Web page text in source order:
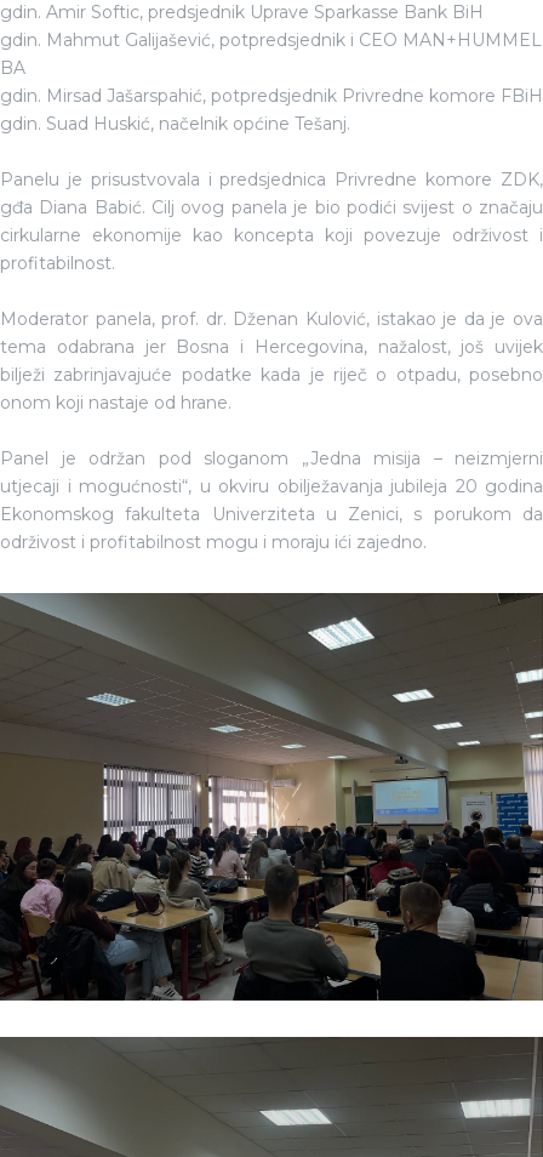
gdin. Amir Softic, predsjednik Uprave Sparkasse Bank BiH
gdin. Mahmut Galijašević, potpredsjednik i CEO MAN+HUMMEL
BA
gdin. Mirsad Jašarspahić, potpredsjednik Privredne komore FBiH
gdin. Suad Huskić, načelnik općine Tešanj.
Panelu je prisustvovala i predsjednica Privredne komore ZDK,
gđa Diana Babić. Cilj ovog panela je bio podići svijest o značaju
cirkularne ekonomije kao koncepta koji povezuje održivost i
profitabilnost.
Moderator panela, prof. dr. Dženan Kulović, istakao je da je ova
tema odabrana jer Bosna i Hercegovina, nažalost, još uvijek
bilježi zabrinjavajuće podatke kada je riječ o otpadu, posebno
onom koji nastaje od hrane.
Panel je održan pod sloganom „Jedna misija – neizmjerni
utjecaji i mogućnosti“, u okviru obilježavanja jubileja 20 godina
Ekonomskog fakulteta Univerziteta u Zenici, s porukom da
održivost i profitabilnost mogu i moraju ići zajedno.